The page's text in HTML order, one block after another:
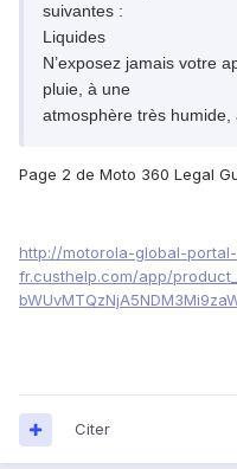
suivantes :
Liquides
N’exposez jamais votre
pluie, à une
atmosphère très
Page 2 de Moto 360 Legal
http://motorola-global-portal-
fr.custhelp.com/app/
Citer